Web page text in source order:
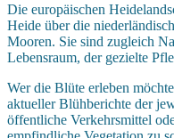
Die europäischen
Heide über die
Mooren. Sie sind zugleich
Lebensraum, der gezielte
Wer die Blüte erleben
aktueller Blühberichte der
öffentliche Verkehrsmittel